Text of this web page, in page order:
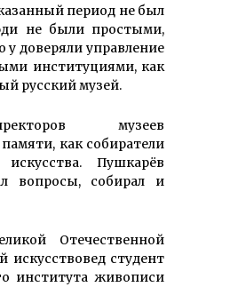
период не был
не были простыми,
у доверяли управление
институциями, как
русский музей.
музеев
как собиратели
искусства. Пушкарёв
вопросы, собирал и
Отечественной
искусствовед студент
института живописи